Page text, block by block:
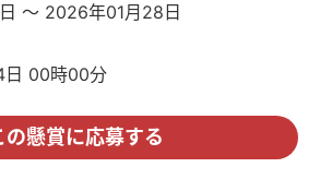
～ 2026年01月28日
00時00分
の懸賞に応募する